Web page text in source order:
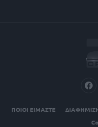
ΠΟΙΟΙ ΕΙΜΑΣΤΕ